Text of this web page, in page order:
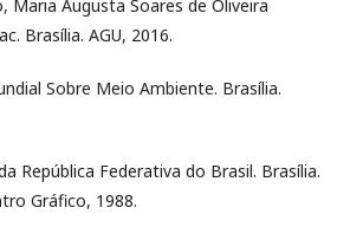
Maria Augusta Soares de Oliveira
Brasília. AGU, 2016.
Sobre Meio Ambiente. Brasília.
da República Federativa do Brasil. Brasília.
Gráfico, 1988.